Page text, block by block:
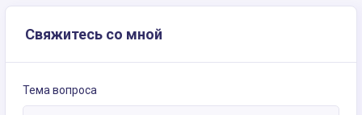
Свяжитесь со мной
Тема вопроса